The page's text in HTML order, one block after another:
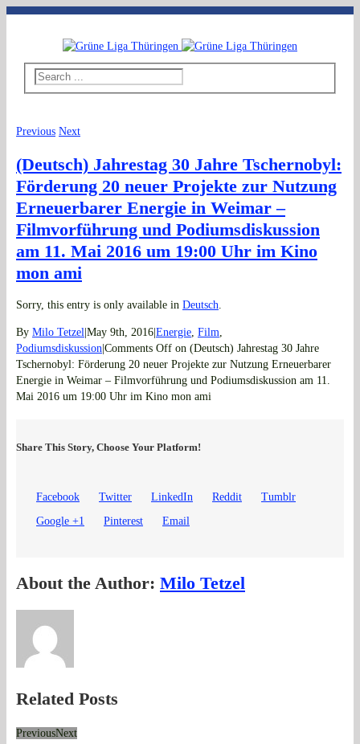
Previous Next
(Deutsch) Jahrestag 30 Jahre Tschernobyl:
Förderung 20 neuer Projekte zur Nutzung
Erneuerbarer Energie in Weimar –
Filmvorführung und Podiumsdiskussion
am 11. Mai 2016 um 19:00 Uhr im Kino
mon ami
Sorry, this entry is only available in Deutsch.
By Milo Tetzel May 9th, 2016 Energie, Film,
Podiumsdiskussion Comments Off on (Deutsch) Jahrestag 30 Jahre
Tschernobyl: Förderung 20 neuer Projekte zur Nutzung Erneuerbarer
Energie in Weimar – Filmvorführung und Podiumsdiskussion am 11.
Mai 2016 um 19:00 Uhr im Kino mon ami
Share This Story, Choose Your Platform!
Facebook Twitter LinkedIn Reddit
Tumblr
Google +1
Pinterest Email
About the Author: Milo Tetzel
Related Posts
PreviousNext